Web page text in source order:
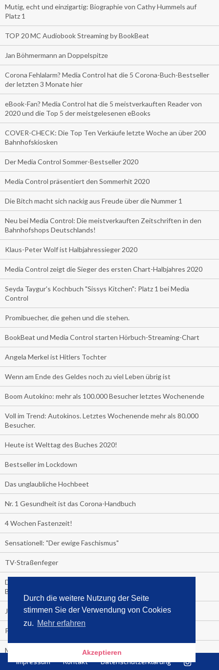
Durch die weitere Nutzung der Seite
stimmen Sie der Verwendung von Cookies
zu. Mehr erfahren
Akzeptieren
Mutig, echt und einzigartig: Biographie von Cathy Hummels auf
Platz 1
TOP 20 MC Audiobook Streaming by BookBeat
Jan Böhmermann an Doppelspitze
Corona Fehlalarm? Media Control hat die 5 Corona-Buch-Bestseller
der letzten 3 Monate hier
eBook-Fan? Media Control hat die 5 meistverkauften Reader von
2020 und die Top 5 der meistgelesenen eBooks
COVER-CHECK: Die Top Ten Verkäufe letzte Woche an über 200
Bahnhofskiosken
Der Media Control Sommer-Bestseller 2020
Media Control präsentiert den Sommerhit 2020
Die Bitch macht sich nackig aus Freude über die Nummer 1
Neu bei Media Control: Die meistverkauften Zeitschriften in den
Bahnhofshops Deutschlands!
Klaus-Peter Wolf ist Halbjahressieger 2020
Media Control zeigt die Sieger des ersten Chart-Halbjahres 2020
Seyda Taygur's Kochbuch "Sissys Kitchen": Platz 1 bei Media
Control
Promibuecher, die gehen und die stehen.
BookBeat und Media Control starten Hörbuch-Streaming-Chart
Angela Merkel ist Hitlers Tochter
Wenn am Ende des Geldes noch zu viel Leben übrig ist
Boom Autokino: mehr als 100.000 Besucher letztes Wochenende
Voll im Trend: Autokinos. Letztes Wochenende mehr als 80.000
Besucher.
Heute ist Welttag des Buches 2020!
Bestseller im Lockdown
Das unglaubliche Hochbeet
Nr. 1 Gesundheit ist das Corona-Handbuch
4 Wochen Fastenzeit!
Sensationell: "Der ewige Faschismus"
TV-Straßenfeger
Die Sendung von Markus Lanz im ZDF macht aus Büchern
Bestseller:
Jahrescharts 2019
Promi-Bestseller 2019
MEDIA CONTROL:
Impressum Kontakt Datenschutzerklärung